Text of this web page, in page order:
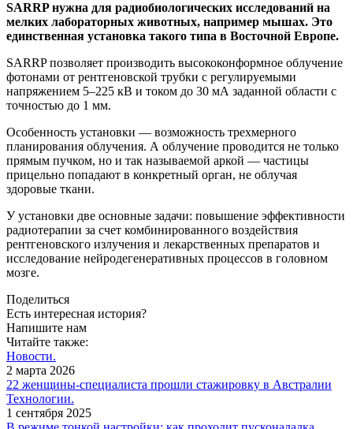
SARRP нужна для радиобиологических исследований на
мелких лабораторных животных, например мышах. Это
единственная установка такого типа в Восточной Европе.
SARRP позволяет производить высококонформное облучение
фотонами от рентгеновской трубки с регулируемыми
напряжением 5–225 кВ и током до 30 мА заданной области с
точностью до 1 мм.
Особенность установки — возможность трехмерного
планирования облучения. А облучение проводится не только
прямым пучком, но и так называемой аркой — частицы
прицельно попадают в конкретный орган, не облучая
здоровые ткани.
У установки две основные задачи: повышение эффективности
радиотерапии за счет комбинированного воздействия
рентгеновского излучения и лекарственных препаратов и
исследование нейродегенеративных процессов в головном
мозге.
Поделиться
Есть интересная история?
Напишите нам
Читайте также:
Новости.
2 марта 2026
22 женщины-специалиста прошли стажировку в Австралии
Технологии.
1 сентября 2025